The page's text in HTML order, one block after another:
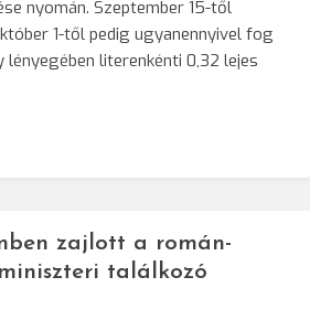
nyomán. Szeptember 15-től
1-től pedig ugyanennyivel fog
lényegében literenkénti 0,32 lejes
zajlott a román-
találkozó